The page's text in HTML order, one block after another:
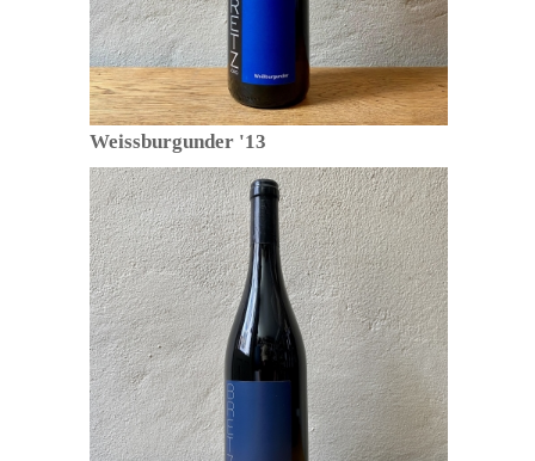
Weissburgunder '13